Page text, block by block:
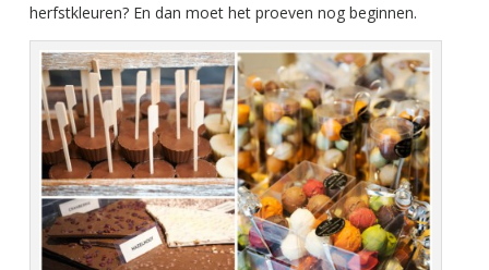
herfstkleuren? En dan moet het proeven nog beginnen.